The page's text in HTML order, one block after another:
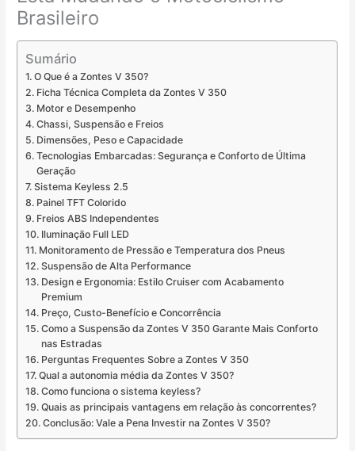
Brasileiro
Sumário
O Que é a Zontes V 350?
Ficha Técnica Completa da Zontes V 350
Motor e Desempenho
Chassi, Suspensão e Freios
Dimensões, Peso e Capacidade
Tecnologias Embarcadas: Segurança e Conforto de Última
Geração
Sistema Keyless 2.5
Painel TFT Colorido
Freios ABS Independentes
Iluminação Full LED
Monitoramento de Pressão e Temperatura dos Pneus
Suspensão de Alta Performance
Design e Ergonomia: Estilo Cruiser com Acabamento
Premium
Preço, Custo-Benefício e Concorrência
Como a Suspensão da Zontes V 350 Garante Mais Conforto
nas Estradas
Perguntas Frequentes Sobre a Zontes V 350
Qual a autonomia média da Zontes V 350?
Como funciona o sistema keyless?
Quais as principais vantagens em relação às concorrentes?
Conclusão: Vale a Pena Investir na Zontes V 350?